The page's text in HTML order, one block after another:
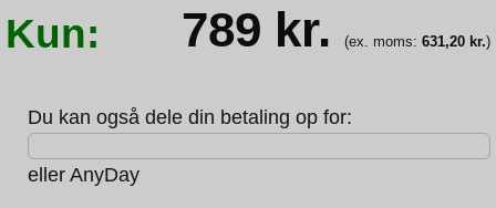
Kun: 789 kr. (ex. moms: 631,20 kr.)
Du kan også dele din betaling op for:
eller AnyDay